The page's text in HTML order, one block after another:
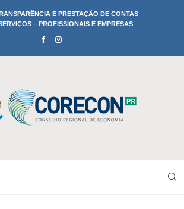
E PRESTAÇÃO DE CONTAS
– PROFISSIONAIS E EMPRESAS